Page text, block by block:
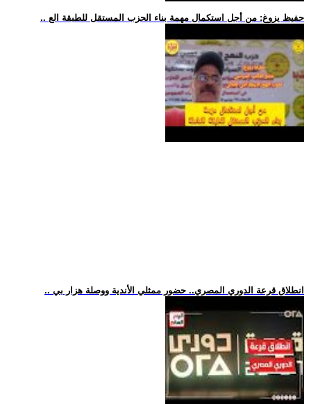
.. حفيظ يزوغ: من أجل استكمال مهمة بناء الحزب المستقل للطبقة الع
.. انطلاق قرعة الدوري المصري.. حضور ممثلي الأندية ووصلة هزار بي